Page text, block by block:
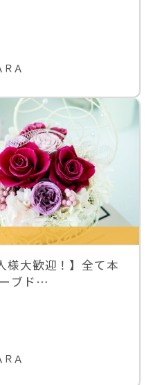
Ａ
様大歓迎！】全て本
ブド…
Ａ